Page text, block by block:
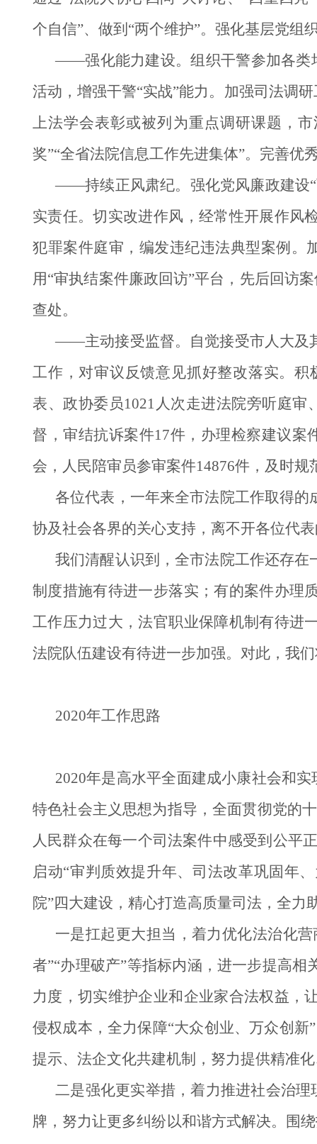
个自信”、做到“两个维护”。强化基层党组
——强化能力建设。组织干警参加各类
活动，增强干警“实战”能力。加强司法调
上法学会表彰或被列为重点调研课题，
奖”“全省法院信息工作先进集体”。完善优
——持续正风肃纪。强化党风廉政建设
实责任。切实改进作风，经常性开展作风
犯罪案件庭审，编发违纪违法典型案例。
用“审执结案件廉政回访”平台，先后回访
查处。
——主动接受监督。自觉接受市人大及
工作，对审议反馈意见抓好整改落实。
表、政协委员1021人次走进法院旁听庭
督，审结抗诉案件17件，办理检察建议案
会，人民陪审员参审案件14876件，及时
各位代表，一年来全市法院工作取得
协及社会各界的关心支持，离不开各位代
我们清醒认识到，全市法院工作还存
制度措施有待进一步落实；有的案件办理
工作压力过大，法官职业保障机制有待进
法院队伍建设有待进一步加强。对此，我
2020年工作思路
2020年是高水平全面建成小康社会和
特色社会主义思想为指导，全面贯彻党的
人民群众在每一个司法案件中感受到公平
启动“审判质效提升年、司法改革巩固年
院”四大建设，精心打造高质量司法，全
一是扛起更大担当，着力优化法治化
者”“办理破产”等指标内涵，进一步提高
力度，切实维护企业和企业家合法权益，
侵权成本，全力保障“大众创业、万众创
提示、法企文化共建机制，努力提供精准
二是强化更实举措，着力推进社会治
牌，努力让更多纠纷以和谐方式解决。围